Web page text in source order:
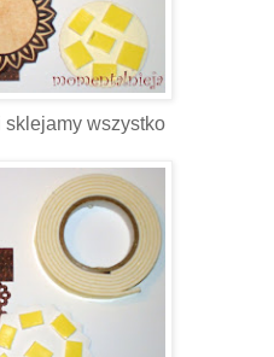
wszystko